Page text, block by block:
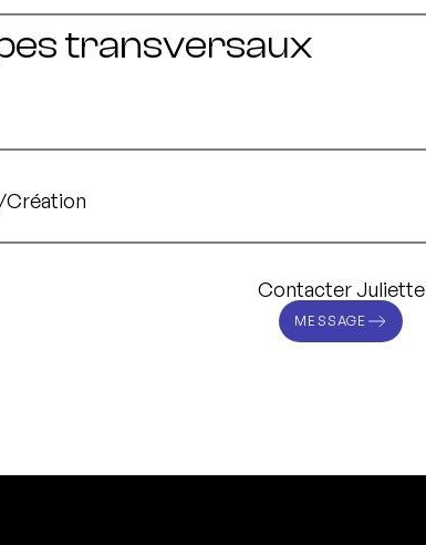
transversaux
Création
Contacter Juliette
MESSAGE